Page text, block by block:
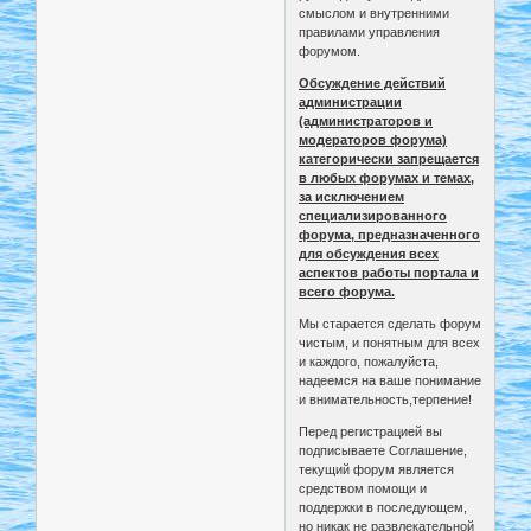
смыслом и внутренними
правилами управления
форумом.
Обсуждение действий
администрации
(администраторов и
модераторов форума)
категорически запрещается
в любых форумах и темах,
за исключением
специализированного
форума, предназначенного
для обсуждения всех
аспектов работы портала и
всего форума.
Мы старается сделать форум
чистым, и понятным для всех
и каждого, пожалуйста,
надеемся на ваше понимание
и внимательность,терпение!
Перед регистрацией вы
подписываете Соглашение,
текущий форум является
средством помощи и
поддержки в последующем,
но никак не развлекательной